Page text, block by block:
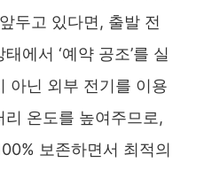
두고 있다면, 출발 전
에서 ‘예약 공조’를 실
아닌 외부 전기를 이용
온도를 높여주므로,
보존하면서 최적의